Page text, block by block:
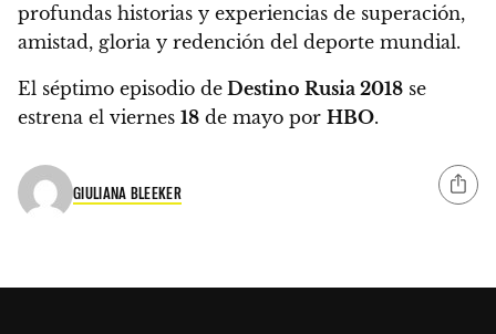
profundas historias y experiencias de superación,
amistad, gloria y redención del deporte mundial.
El séptimo episodio de Destino Rusia 2018 se
estrena el viernes 18 de mayo por HBO.
GIULIANA BLEEKER